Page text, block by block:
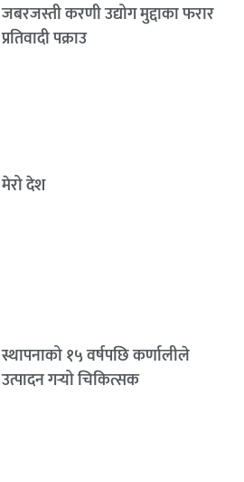
जबरजस्ती करणी उद्योग मुद्दाका फरार
प्रतिवादी पक्राउ
मेरो देश
स्थापनाको १५ वर्षपछि कर्णालीले
उत्पादन गर्‍यो चिकित्सक